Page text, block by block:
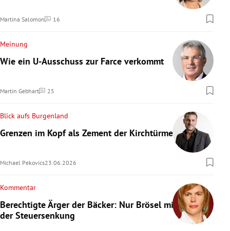
Martina Salomon 16
Kommentare
Meinung
Wie ein U-Ausschuss zur Farce verkommt
Martin Gebhart 25
Kommentare
Blick aufs Burgenland
Grenzen im Kopf als Zement der Kirchtürme
Michael Pekovics23.06.2026
Kommentar
Berechtigte Ärger der Bäcker: Nur Brösel mit
der Steuersenkung